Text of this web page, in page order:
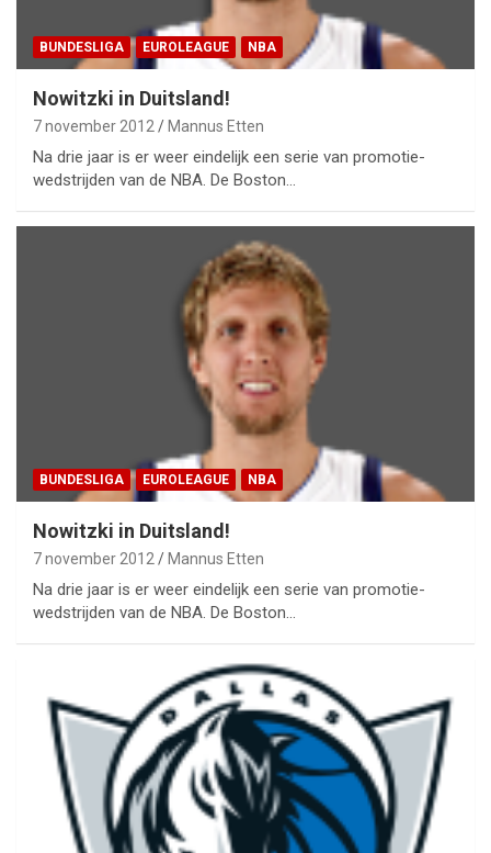
BUNDESLIGA EUROLEAGUE NBA
Nowitzki in Duitsland!
7 november 2012 Mannus Etten
Na drie jaar is er weer eindelijk een serie van promotie-
wedstrijden van de NBA. De Boston…
BUNDESLIGA EUROLEAGUE NBA
Nowitzki in Duitsland!
7 november 2012 Mannus Etten
Na drie jaar is er weer eindelijk een serie van promotie-
wedstrijden van de NBA. De Boston…